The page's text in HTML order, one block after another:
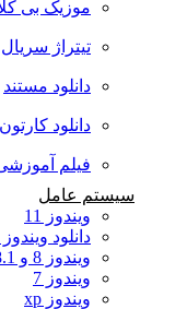
موزیک بی
تیتراژ سریال
دانلود مستند
دانلود
فیلم
سیستم عامل
ویندوز 11
دانلود ویندوز 10
ویندوز 8 و 8.1
ویندوز 7
ویندوز xp